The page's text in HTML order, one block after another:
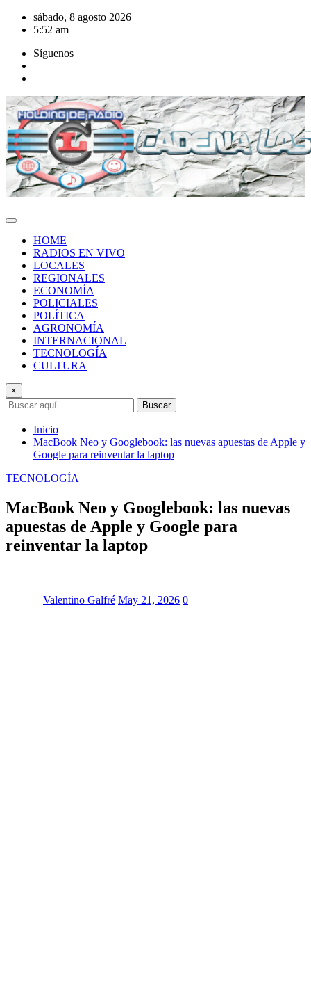
Saltar
sábado, 8 agosto 2026
5:52 am
Síguenos
HOME
RADIOS EN VIVO
LOCALES
REGIONALES
ECONOMÍA
POLICIALES
POLÍTICA
AGRONOMÍA
INTERNACIONAL
TECNOLOGÍA
CULTURA
×
Buscar
Inicio
MacBook Neo y Googlebook: las nuevas apuestas de Apple y
Google para reinventar la laptop
TECNOLOGÍA
MacBook Neo y Googlebook: las nuevas
apuestas de Apple y Google para
reinventar la laptop
Valentino Galfré May 21, 2026 0